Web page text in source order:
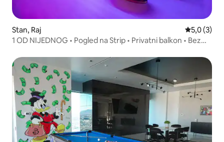
Stan, Raj Prosečna
5,0 (3)
1 OD NIJEDNOG • Pogled na Strip • Privatni balkon • Bez